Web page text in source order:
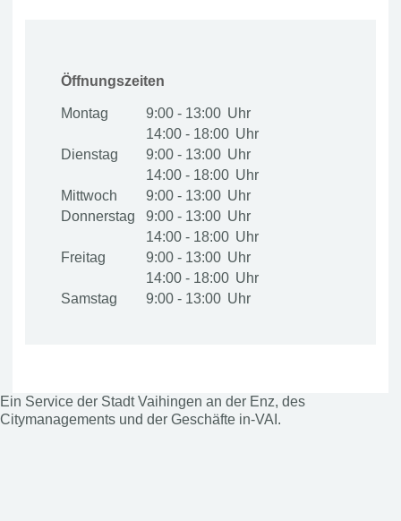
Öffnungszeiten
Montag
9:00 - 13:00
14:00 - 18:00
Dienstag
9:00 - 13:00
14:00 - 18:00
Mittwoch
9:00 - 13:00
Donnerstag
9:00 - 13:00
14:00 - 18:00
Freitag
9:00 - 13:00
14:00 - 18:00
Samstag
9:00 - 13:00
Ein Service der Stadt Vaihingen an der Enz, des
Citymanagements und der Geschäfte in-VAI.